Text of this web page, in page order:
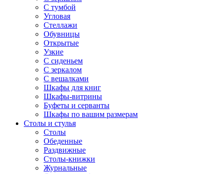
С тумбой
Угловая
Стеллажи
Обувницы
Открытые
Узкие
С сиденьем
С зеркалом
С вешалками
Шкафы для книг
Шкафы-витрины
Буфеты и серванты
Шкафы по вашим размерам
Столы и стулья
Столы
Обеденные
Раздвижные
Столы-книжки
Журнальные